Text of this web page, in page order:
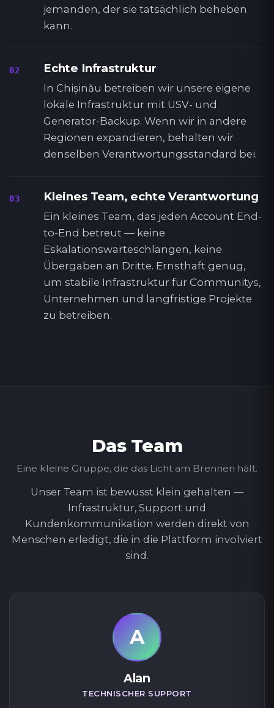
jemanden, der sie tatsächlich beheben
kann.
02 Echte Infrastruktur
In Chișinău betreiben wir unsere eigene
lokale Infrastruktur mit USV- und
Generator-Backup. Wenn wir in andere
Regionen expandieren, behalten wir
denselben Verantwortungsstandard bei.
03 Kleines Team, echte Verantwortung
Ein kleines Team, das jeden Account End-
to-End betreut — keine
Eskalationswarteschlangen, keine
Übergaben an Dritte. Ernsthaft genug,
um stabile Infrastruktur für Communitys,
Unternehmen und langfristige Projekte
zu betreiben.
Das Team
Eine kleine Gruppe, die das Licht am Brennen hält.
Unser Team ist bewusst klein gehalten —
Infrastruktur, Support und
Kundenkommunikation werden direkt von
Menschen erledigt, die in die Plattform involviert
sind.
A
Alan
TECHNISCHER SUPPORT